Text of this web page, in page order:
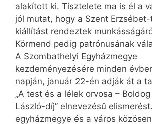
alakított ki. Tisztelete ma is él a
jól mutat, hogy a Szent
kiállítást rendeztek
Körmend pedig patrónusának
A Szombathelyi Egyházmegye
kezdeményezésére minden
napján, január 22-én adják át a
„A test és a lélek orvosa –
László-díj” elnevezésű
egyházmegye és a város